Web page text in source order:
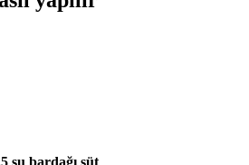
su bardağı süt